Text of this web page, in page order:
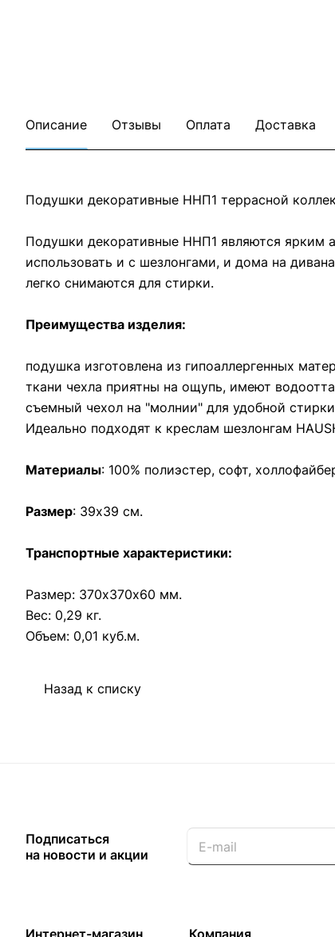
Описание Отзывы Оплата Доставка
Подушки декоративные ННП1 террасной
Подушки декоративные ННП1 являются ярким
использовать и c шезлонгами, и дома на
легко снимаются для стирки.
Преимущества изделия:
подушка изготовлена из гипоаллергенных
ткани чехла приятны на ощупь, имеют
съемный чехол на "молнии" для удобной
Идеально подходят к креслам шезлонгам
Материалы: 100% полиэстер, софт,
Размер: 39х39 см.
Транспортные характеристики:
Размер: 370х370х60 мм.
Вес: 0,29 кг.
Объем: 0,01 куб.м.
Назад к списку
Подписаться
на новости и акции